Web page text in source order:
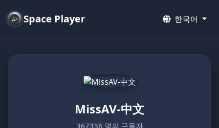
Space Player 한국어
MissAV-中文
367336 명의 구독자